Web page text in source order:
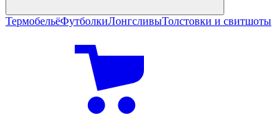
ТермобельёФутболкиЛонгсливыТолстовки и свитшоты